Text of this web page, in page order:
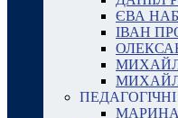
ЄВА
ІВАН